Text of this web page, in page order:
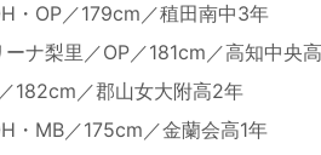
・ OP／179cm ／稙田南中3年
ナ梨里／OP／181cm ／高知中央高
／182cm ／郡山女大附高2年
・ MB／175cm ／金蘭会高1年